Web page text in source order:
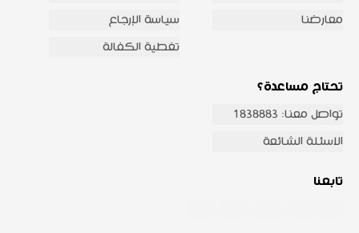
معارضنا سياسة الإرجاع
تغطية الكفالة
تحتاج مساعدة؟
تواصل معنا: 1838883
الاسئلة الشائعة
تابعنا